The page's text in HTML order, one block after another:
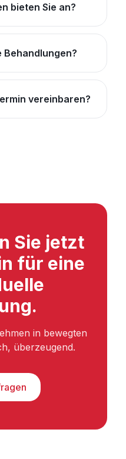
bieten Sie an?
Behandlungen?
vereinbaren?
Sie jetzt
für eine
in bewegten
überzeugend.